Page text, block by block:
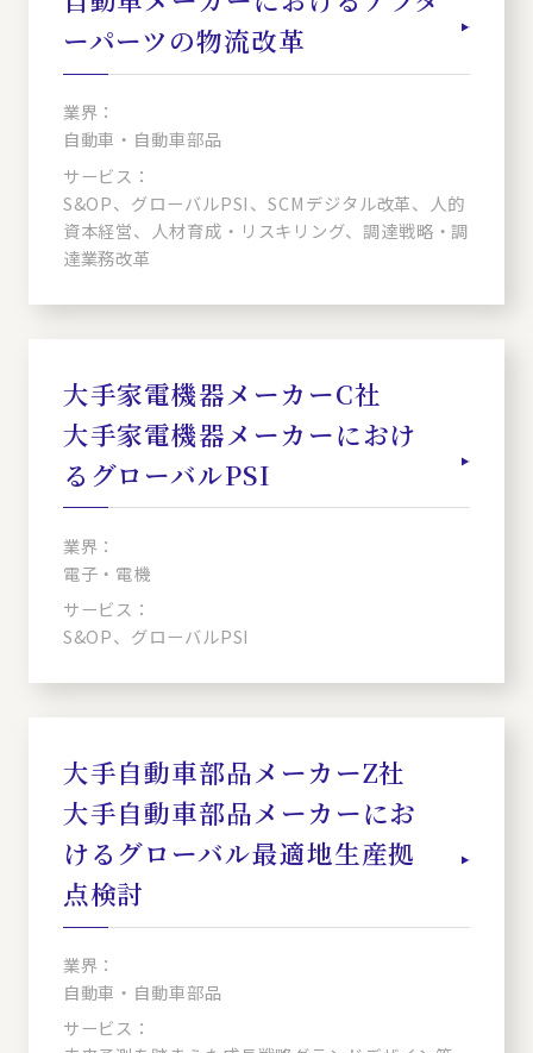
ーパーツの物流改革
業界：
自動車・自動車部品
サービス：
S&OP、グローバルPSI、SCMデジタル改革、人的
資本経営、人材育成・リスキリング、調達戦略・調
達業務改革
大手家電機器メーカーC社
大手家電機器メーカーにおけ
るグローバルPSI
業界：
電子・電機
サービス：
S&OP、グローバルPSI
大手自動車部品メーカーZ社
大手自動車部品メーカーにお
けるグローバル最適地生産拠
点検討
業界：
自動車・自動車部品
サービス：